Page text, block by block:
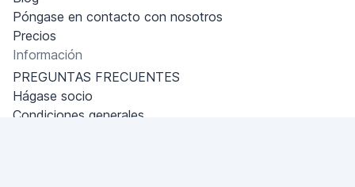
Póngase en contacto con nosotros
Precios
Información
PREGUNTAS FRECUENTES
Hágase socio
Condiciones generales